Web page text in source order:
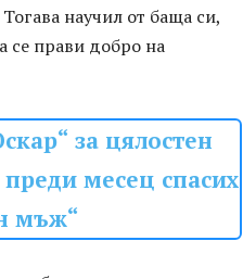
научил от баща си,
се прави добро на
за цялостен
месец спасих
мъж“